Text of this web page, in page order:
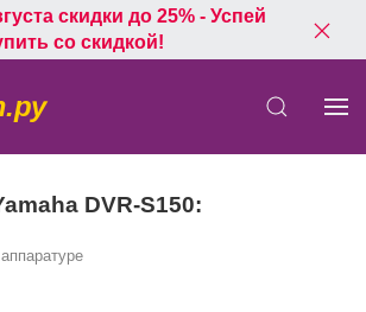
скидки до 25% - Успей
со скидкой!
DVR-S150: